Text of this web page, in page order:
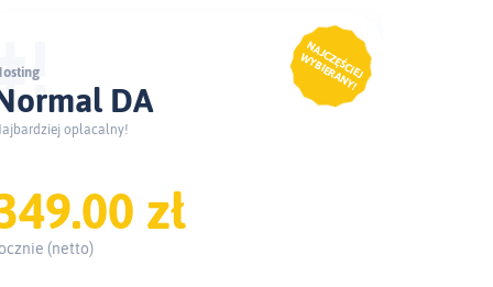
DA
opłacalny!
zł
(netto)